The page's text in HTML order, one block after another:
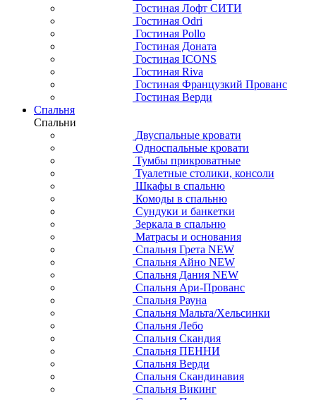
Гостиная Лофт СИТИ
Гостиная Odri
Гостиная Pollo
Гостиная Доната
Гостиная ICONS
Гостиная Riva
Гостиная Французкий Прованс
Гостиная Верди
Спальня
Спальни
Двуспальные кровати
Односпальные кровати
Тумбы прикроватные
Туалетные столики, консоли
Шкафы в спальню
Комоды в спальню
Сундуки и банкетки
Зеркала в спальню
Матрасы и основания
Спальня Грета NEW
Спальня Айно NEW
Спальня Дания NEW
Спальня Ари-Прованс
Спальня Рауна
Спальня Мальта/Хельсинки
Спальня Лебо
Спальня Скандия
Спальня ПЕННИ
Спальня Верди
Спальня Скандинавия
Спальня Викинг